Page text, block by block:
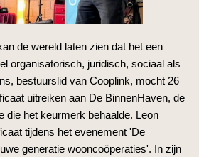
de wereld laten zien dat het een
organisatorisch, juridisch, sociaal als
bestuurslid van Cooplink, mocht 26
uitreiken aan De BinnenHaven, de
die het keurmerk behaalde. Leon
tijdens het evenement 'De
generatie wooncoöperaties'. In zijn